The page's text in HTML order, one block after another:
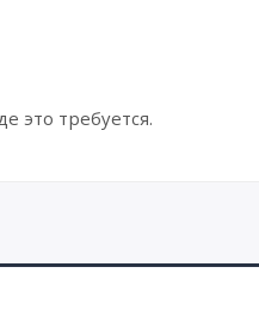
это требуется.